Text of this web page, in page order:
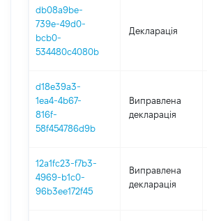
db08a9be-
739e-49d0-
bcb0-
534480c4080b
Декларація
d18e39a3-
1ea4-4b67-
816f-
58f454786d9b
Виправлена
декларація
12a1fc23-f7b3-
4969-b1c0-
96b3ee172f45
Виправлена
декларація